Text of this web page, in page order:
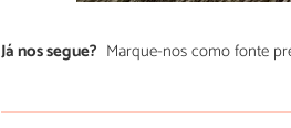
Já nos segue? Marque-nos como fonte